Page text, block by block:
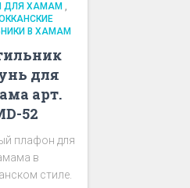
ДЛЯ ХАМАМ ,
В ХАМАМ
для
арт.
52
плафон для
в
стиле.